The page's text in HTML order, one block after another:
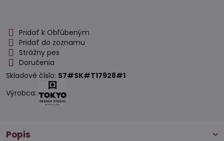
Pridať k Obľúbeným
Pridať do zoznamu
Strážny pes
Doručenia
Skladové číslo: S7#SK#T17928#1
Výrobca:
Popis